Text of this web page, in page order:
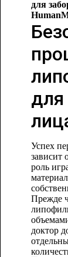
для
Успех
зависит
роль
Прежде
доктор